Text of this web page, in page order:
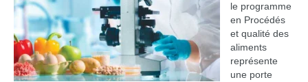
le programme
en Procédés
et qualité des
aliments
représente
une porte